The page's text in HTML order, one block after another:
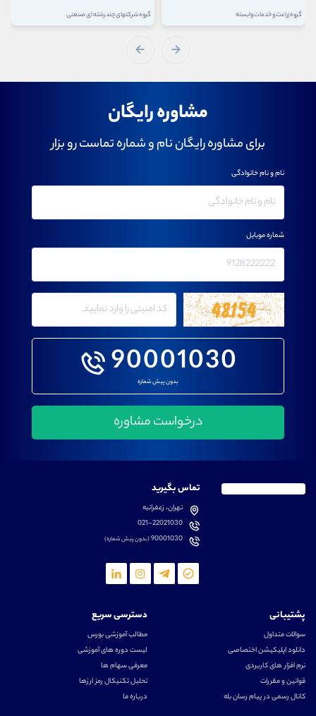
گروه زراعت و خدمات وابسته گروه شرکتهای چند رشته ای صنعتی
مشاوره رایگان
برای مشاوره رایگان نام و شماره تماست رو بزار
90001030
بدون پیش شماره
نام و نام خانوادگی
شماره موبایل
تماس بگیرید
تهران، زعفرانیه
021-22021030
90001030(بدون پیش شماره)
پشتیبانی
سوالات متداول
دانلود اپلیکیشن اختصاصی
نرم افزار های کاربردی
قوانین و مقررات
کانال رسمی در پیام رسان بله
دسترسی سریع
مطالب آموزشی بورس
لیست دوره های آموزشی
معرفی سهام ها
تحلیل تکنیکال رمز ارزها
درباره ما